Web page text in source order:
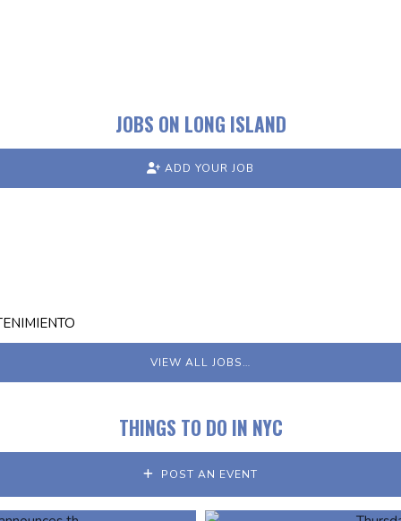
JOBS ON LONG ISLAND
ADD YOUR JOB
VIEW ALL JOBS…
THINGS TO DO IN NYC
POST AN EVENT